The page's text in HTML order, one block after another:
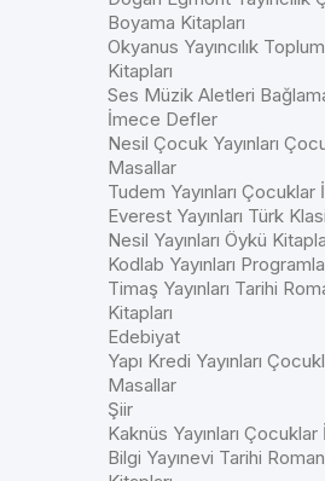
Boyama Kitapları
Okyanus Yayıncılık
Kitapları
Ses Müzik Aletleri
İmece Defler
Nesil Çocuk Yayınları
Masallar
Tudem Yayınları
Everest Yayınları Türk
Nesil Yayınları Öykü
Kodlab Yayınları
Timaş Yayınları Tarihi
Kitapları
Edebiyat
Yapı Kredi Yayınları
Masallar
Şiir
Kaknüs Yayınları
Bilgi Yayınevi Tarihi